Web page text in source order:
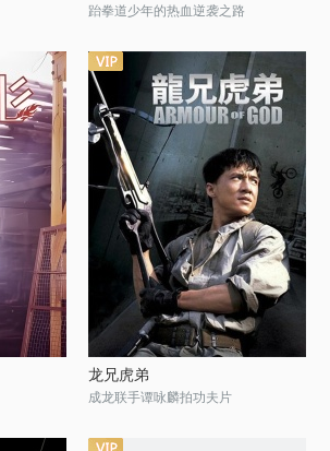
跆拳道少年的热血逆袭之路
龙兄虎弟
成龙联手谭咏麟拍功夫片